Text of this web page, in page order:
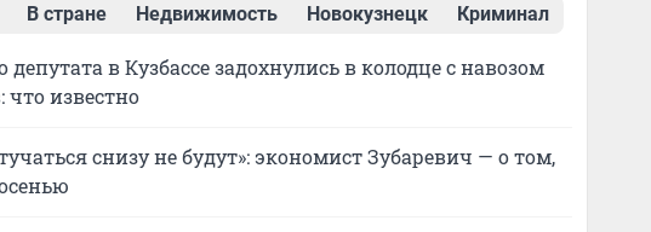
В стране Недвижимость Новокузнецк Криминал
в Кузбассе задохнулись в колодце с навозом
что известно
снизу не будут»: экономист Зубаревич — о том,